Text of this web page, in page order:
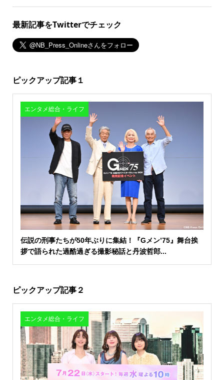
最新記事をTwitterでチェック
ピックアップ記事１
エンタメ総合・ライフ
伝説の刑事たちが50年ぶりに集結！『Gメン’75』舞台挨
拶で語られた過酷過ぎる撮影秘話と丹波哲郎...
ピックアップ記事２
エンタメ総合・ライフ